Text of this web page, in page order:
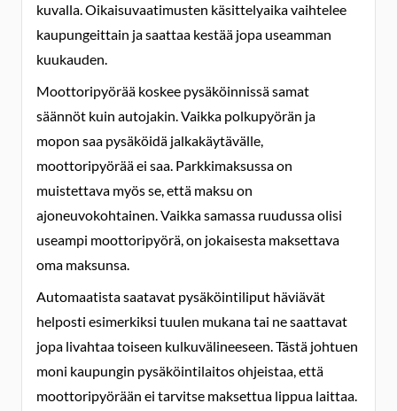
kuvalla. Oikaisuvaatimusten käsittelyaika vaihtelee
kaupungeittain ja saattaa kestää jopa useamman
kuukauden.
Moottoripyörää koskee pysäköinnissä samat
säännöt kuin autojakin. Vaikka polkupyörän ja
mopon saa pysäköidä jalkakäytävälle,
moottoripyörää ei saa. Parkkimaksussa on
muistettava myös se, että maksu on
ajoneuvokohtainen. Vaikka samassa ruudussa olisi
useampi moottoripyörä, on jokaisesta maksettava
oma maksunsa.
Automaatista saatavat pysäköintiliput häviävät
helposti esimerkiksi tuulen mukana tai ne saattavat
jopa livahtaa toiseen kulkuvälineeseen. Tästä johtuen
moni kaupungin pysäköintilaitos ohjeistaa, että
moottoripyörään ei tarvitse maksettua lippua laittaa.